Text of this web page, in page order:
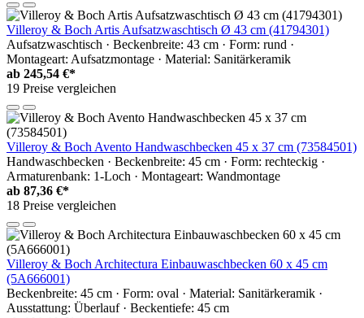
Villeroy & Boch Artis Aufsatzwaschtisch Ø 43 cm (41794301)
Aufsatzwaschtisch · Beckenbreite: 43 cm · Form: rund ·
Montageart: Aufsatzmontage · Material: Sanitärkeramik
ab 245,54 €*
19 Preise vergleichen
Villeroy & Boch Avento Handwaschbecken 45 x 37 cm (73584501)
Handwaschbecken · Beckenbreite: 45 cm · Form: rechteckig ·
Armaturenbank: 1-Loch · Montageart: Wandmontage
ab 87,36 €*
18 Preise vergleichen
Villeroy & Boch Architectura Einbauwaschbecken 60 x 45 cm
(5A666001)
Beckenbreite: 45 cm · Form: oval · Material: Sanitärkeramik ·
Ausstattung: Überlauf · Beckentiefe: 45 cm